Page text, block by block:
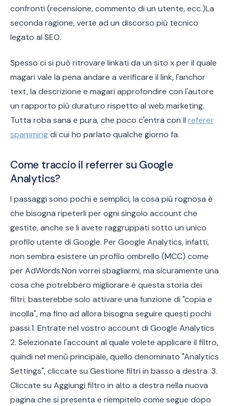
confronti (recensione, commento di un utente, ecc.)La
seconda ragione, verte ad un discorso più tecnico
legato al SEO.
Spesso ci si può ritrovare linkati da un sito x per il quale
magari vale la pena andare a verificare il link, l'anchor
text, la descrizione e magari approfondire con l'autore
un rapporto più duraturo rispetto al web marketing.
Tutta roba sana e pura, che poco c'entra con il referer
spammingdi cui ho parlato qualche giorno fa.
Come traccio il referrer su Google
Analytics?
I passaggi sono pochi e semplici, la cosa più rognosa è
che bisogna ripeterli per ogni singolo account che
gestite, anche se li avete raggruppati sotto un unico
profilo utente di Google. Per Google Analytics, infatti,
non sembra esistere un profilo ombrello (MCC) come
per AdWords.Non vorrei sbagliarmi, ma sicuramente una
cosa che potrebbero migliorare è questa storia dei
filtri; basterebbe solo attivare una funzione di "copia e
incolla", ma fino ad allora bisogna seguire questi pochi
passi.1. Entrate nel vostro account di Google Analytics
2. Selezionate l'account al quale volete applicare il filtro,
quindi nel menù principale, quello denominato "Analytics
Settings", cliccate su Gestione filtri in basso a destra. 3.
Cliccate su Aggiungi filtro in alto a destra nella nuova
pagina che si presenta e riempitelo come segue dopo